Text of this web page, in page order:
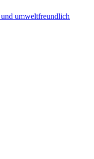
umweltfreundlich